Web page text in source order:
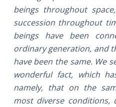
beings throughout
succession throughout
beings have been
ordinary generation, and
have been the same. We
wonderful fact, which
namely, that on the
most diverse